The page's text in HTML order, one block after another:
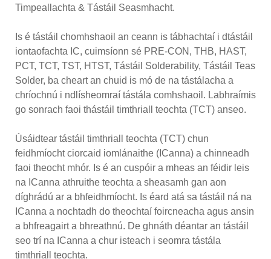
Timpeallachta & Tástáil Seasmhacht.
Is é tástáil chomhshaoil ​​an ceann is tábhachtaí i dtástáil
iontaofachta IC, cuimsíonn sé PRE-CON, THB, HAST,
PCT, TCT, TST, HTST, Tástáil Solderability, Tástáil Teas
Solder, ba cheart an chuid is mó de na tástálacha a
chríochnú i ndlísheomraí tástála comhshaoil. Labhraímis
go sonrach faoi thástáil timthriall teochta (TCT) anseo.
Úsáidtear tástáil timthriall teochta (TCT) chun
feidhmíocht ciorcaid iomlánaithe (ICanna) a chinneadh
faoi theocht mhór. Is é an cuspóir a mheas an féidir leis
na ICanna athruithe teochta a sheasamh gan aon
díghrádú ar a bhfeidhmíocht. Is éard atá sa tástáil ná na
ICanna a nochtadh do theochtaí foircneacha agus ansin
a bhfreagairt a bhreathnú. De ghnáth déantar an tástáil
seo trí na ICanna a chur isteach i seomra tástála
timthriall teochta.